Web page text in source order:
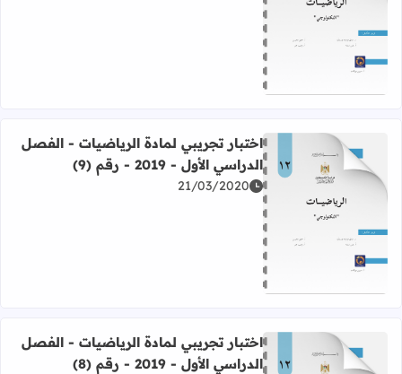
اقرأ المزيد عن أسئلة - أوراق عمل لمادة الرياضيات - الفصل
اقرأ المزيد عن اختبار تجريبي لمادة الرياضيات - الفصل الدراسي الأول -
اختبار تجريبي لمادة الرياضيات - الفصل
الدراسي الأول - 2019 - رقم (9)
21/03/2020
اختبار تجريبي لمادة الرياضيات - الفصل
الدراسي الأول - 2019 - رقم (8)